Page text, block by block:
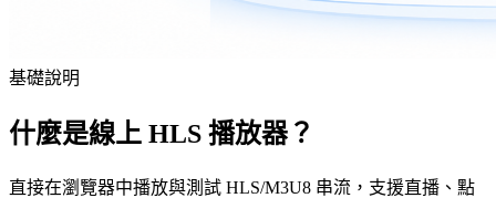
基礎說明
什麼是線上 HLS 播放器？
直接在瀏覽器中播放與測試 HLS/M3U8 串流，支援直播、點